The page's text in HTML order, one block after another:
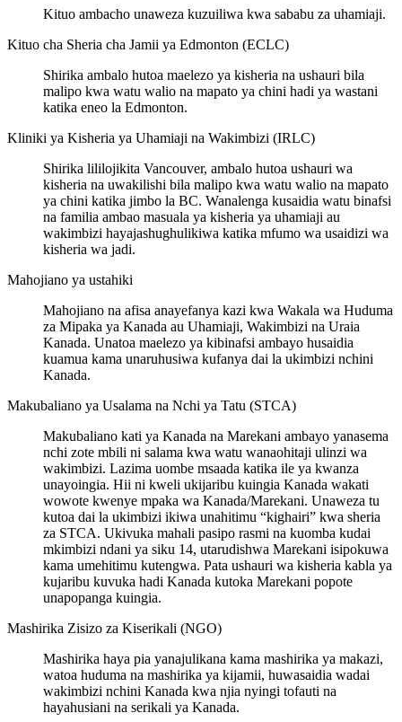
Kituo ambacho unaweza kuzuiliwa kwa sababu za uhamiaji.
Kituo cha Sheria cha Jamii ya Edmonton (ECLC)
Shirika ambalo hutoa maelezo ya kisheria na ushauri bila
malipo kwa watu walio na mapato ya chini hadi ya wastani
katika eneo la Edmonton.
Kliniki ya Kisheria ya Uhamiaji na Wakimbizi (IRLC)
Shirika lililojikita Vancouver, ambalo hutoa ushauri wa
kisheria na uwakilishi bila malipo kwa watu walio na mapato
ya chini katika jimbo la BC. Wanalenga kusaidia watu binafsi
na familia ambao masuala ya kisheria ya uhamiaji au
wakimbizi hayajashughulikiwa katika mfumo wa usaidizi wa
kisheria wa jadi.
Mahojiano ya ustahiki
Mahojiano na afisa anayefanya kazi kwa Wakala wa Huduma
za Mipaka ya Kanada au Uhamiaji, Wakimbizi na Uraia
Kanada. Unatoa maelezo ya kibinafsi ambayo husaidia
kuamua kama unaruhusiwa kufanya dai la ukimbizi nchini
Kanada.
Makubaliano ya Usalama na Nchi ya Tatu (STCA)
Makubaliano kati ya Kanada na Marekani ambayo yanasema
nchi zote mbili ni salama kwa watu wanaohitaji ulinzi wa
wakimbizi. Lazima uombe msaada katika ile ya kwanza
unayoingia. Hii ni kweli ukijaribu kuingia Kanada wakati
wowote kwenye mpaka wa Kanada/Marekani. Unaweza tu
kutoa dai la ukimbizi ikiwa unahitimu “kighairi” kwa sheria
za STCA. Ukivuka mahali pasipo rasmi na kuomba kudai
mkimbizi ndani ya siku 14, utarudishwa Marekani isipokuwa
kama umehitimu kutengwa. Pata ushauri wa kisheria kabla ya
kujaribu kuvuka hadi Kanada kutoka Marekani popote
unapopanga kuingia.
Mashirika Zisizo za Kiserikali (NGO)
Mashirika haya pia yanajulikana kama mashirika ya makazi,
watoa huduma na mashirika ya kijamii, huwasaidia wadai
wakimbizi nchini Kanada kwa njia nyingi tofauti na
hayahusiani na serikali ya Kanada.